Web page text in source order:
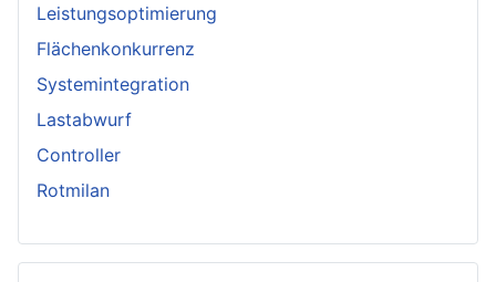
Leistungsoptimierung
Flächenkonkurrenz
Systemintegration
Lastabwurf
Controller
Rotmilan